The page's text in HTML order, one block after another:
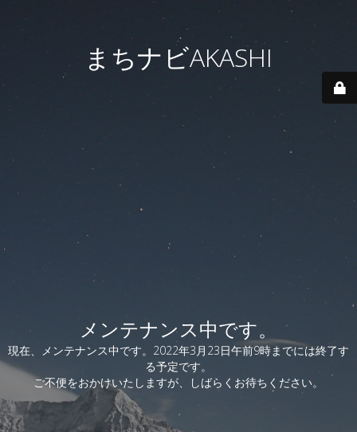
まちナビAKASHI
メンテナンス中です。
現在、メンテナンス中です。2022年3月23日午前9時までには終了す
る予定です。
ご不便をおかけいたしますが、しばらくお待ちください。